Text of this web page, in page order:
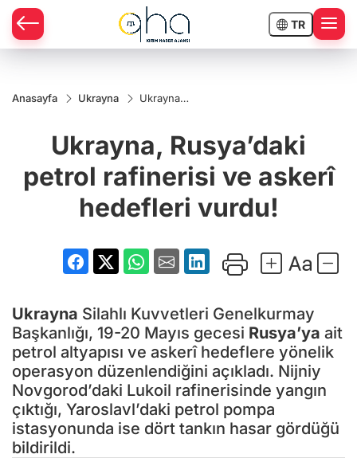
TR
Anasayfa Ukrayna
Ukrayna,
rafinerisi
ve askerî
hedefleri
vurdu!
Ukrayna, Rusya’daki
petrol rafinerisi ve askerî
hedefleri vurdu!
Ukrayna Silahlı Kuvvetleri Genelkurmay
Başkanlığı, 19-20 Mayıs gecesi Rusya’ya ait
petrol altyapısı ve askerî hedeflere yönelik
operasyon düzenlendiğini açıkladı. Nijniy
Novgorod’daki Lukoil rafinerisinde yangın
çıktığı, Yaroslavl’daki petrol pompa
istasyonunda ise dört tankın hasar gördüğü
bildirildi.